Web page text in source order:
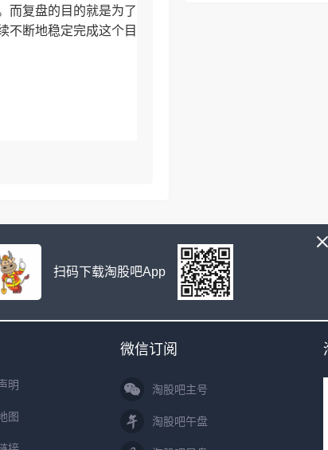
而复盘的目的就是为了
不断地稳定完成这个目
扫码下载淘股吧App
明
图
微信订阅
淘股吧主号
淘股吧午盘